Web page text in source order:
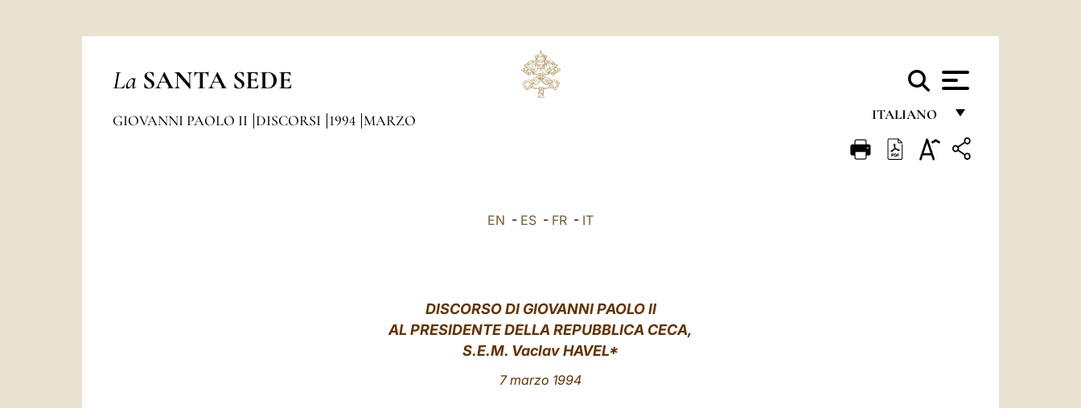
La SANTA SEDE
ITALIANO
FRANÇAIS
GIOVANNI PAOLO II DISCORSI 1994 MARZO
EN - ES - FR - IT
DISCORSO DI GIOVANNI PAOLO II
AL PRESIDENTE DELLA REPUBBLICA CECA,
S.E.M. Vaclav HAVEL*
7 marzo 1994